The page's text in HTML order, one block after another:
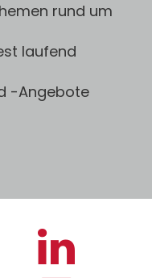
rund um
laufend
-Angebote